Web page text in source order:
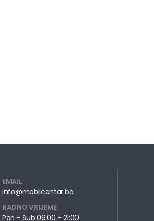
EMAIL
info@mobilcentar.ba
RADNO VRIJEME
Pon - Sub 09:00 - 21:00